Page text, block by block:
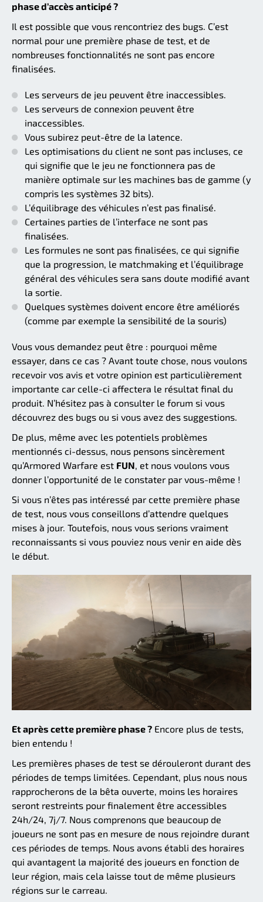
phase d’accès anticipé ?
Il est possible que vous rencontriez des bugs. C’est
normal pour une première phase de test, et de
nombreuses fonctionnalités ne sont pas encore
finalisées.
Les serveurs de jeu peuvent être inaccessibles.
Les serveurs de connexion peuvent être
inaccessibles.
Vous subirez peut-être de la latence.
Les optimisations du client ne sont pas incluses, ce
qui signifie que le jeu ne fonctionnera pas de
manière optimale sur les machines bas de gamme (y
compris les systèmes 32 bits).
L’équilibrage des véhicules n’est pas finalisé.
Certaines parties de l’interface ne sont pas
finalisées.
Les formules ne sont pas finalisées, ce qui signifie
que la progression, le matchmaking et l’équilibrage
général des véhicules sera sans doute modifié avant
la sortie.
Quelques systèmes doivent encore être améliorés
(comme par exemple la sensibilité de la souris)
Vous vous demandez peut être : pourquoi même
essayer, dans ce cas ? Avant toute chose, nous voulons
recevoir vos avis et votre opinion est particulièrement
importante car celle-ci affectera le résultat final du
produit. N’hésitez pas à consulter le forum si vous
découvrez des bugs ou si vous avez des suggestions.
De plus, même avec les potentiels problèmes
mentionnés ci-dessus, nous pensons sincèrement
qu’Armored Warfare est FUN, et nous voulons vous
donner l’opportunité de le constater par vous-même !
Si vous n’êtes pas intéressé par cette première phase
de test, nous vous conseillons d’attendre quelques
mises à jour. Toutefois, nous vous serions vraiment
reconnaissants si vous pouviez nous venir en aide dès
le début.
Et après cette première phase ? Encore plus de tests,
bien entendu !
Les premières phases de test se dérouleront durant des
périodes de temps limitées. Cependant, plus nous nous
rapprocherons de la bêta ouverte, moins les horaires
seront restreints pour finalement être accessibles
24h/24, 7j/7. Nous comprenons que beaucoup de
joueurs ne sont pas en mesure de nous rejoindre durant
ces périodes de temps. Nous avons établi des horaires
qui avantagent la majorité des joueurs en fonction de
leur région, mais cela laisse tout de même plusieurs
régions sur le carreau.